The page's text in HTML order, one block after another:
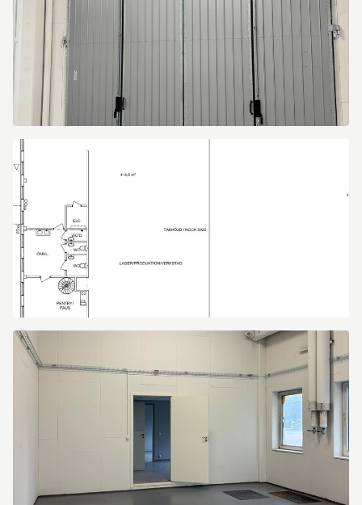
16C
Bristagatan
16C